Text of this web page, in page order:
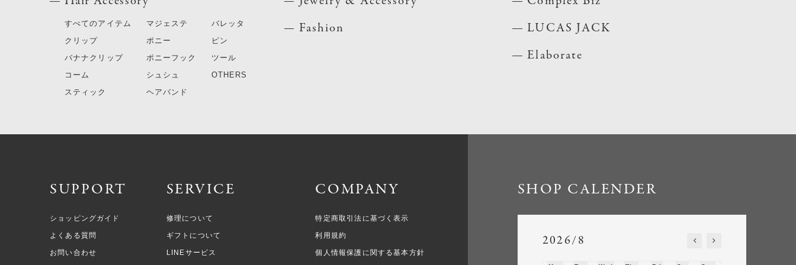
すべてのアイテム
クリップ
バナナクリップ
コーム
スティック
マジェステ
ポニー
ポニーフック
シュシュ
ヘアバンド
バレッタ
ピン
ツール
OTHERS
Fashion
LUCAS JACK
Elaborate
SUPPORT
ショッピングガイド
よくある質問
お問い合わせ
SERVICE
修理について
ギフトについて
LINEサービス
COMPANY
特定商取引法に基づく表示
利用規約
個人情報保護に関する基本方針
SHOP CALENDER
2026/8